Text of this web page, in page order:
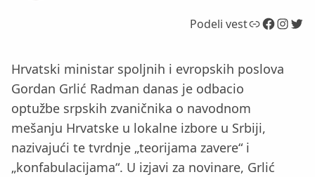
Podeli vestLink Facebook InstagramTwitter
Hrvatski ministar spoljnih i evropskih poslova
Gordan Grlić Radman danas je odbacio
optužbe srpskih zvaničnika o navodnom
mešanju Hrvatske u lokalne izbore u Srbiji,
nazivajući te tvrdnje „teorijama zavere“ i
„konfabulacijama“. U izjavi za novinare, Grlić